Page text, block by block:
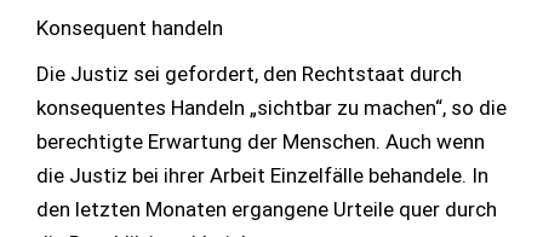
Konsequent handeln
Die Justiz sei gefordert, den Rechtstaat durch
konsequentes Handeln „sichtbar zu machen“, so die
berechtigte Erwartung der Menschen. Auch wenn
die Justiz bei ihrer Arbeit Einzelfälle behandele. In
den letzten Monaten ergangene Urteile quer durch